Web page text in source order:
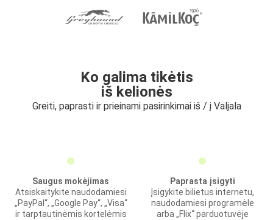
Ko galima tikėtis
iš kelionės
Greiti, paprasti ir prieinami pasirinkimai iš / į Valjala
Saugus mokėjimas
Atsiskaitykite naudodamiesi
„PayPal“, „Google Pay“, „Visa“
ir tarptautinėmis kortelėmis
Paprasta įsigyti
Įsigykite bilietus internetu,
naudodamiesi programėle
arba „Flix“ parduotuvėje